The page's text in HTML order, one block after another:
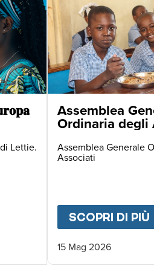
DEGLI ASSOCIATI
Lettie.
🌍 𝐃𝐚𝐥 𝐌𝐚𝐥𝐚𝐰𝐢 𝐚𝐥𝐥’𝐄𝐮𝐫𝐨𝐩𝐚
Assemblea
Ordinaria degli
Assemblea Generale
Associati
SCOPRI DI PIÙ
15 Mag 2026